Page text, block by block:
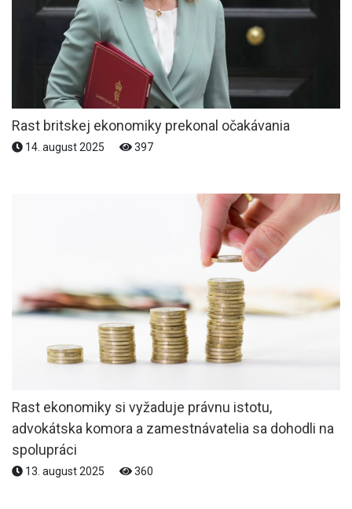
Rast britskej ekonomiky prekonal očakávania
14. august 2025 397
Rast ekonomiky si vyžaduje právnu istotu,
advokátska komora a zamestnávatelia sa dohodli na
spolupráci
13. august 2025 360